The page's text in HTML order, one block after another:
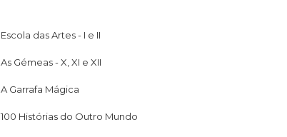
Escola das Artes - I e II
As Gémeas - X, XI e XII
A Garrafa Mágica
100 Histórias do Outro Mundo